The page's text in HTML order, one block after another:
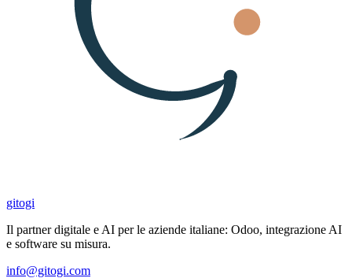
gitogi
Il partner digitale e AI per le aziende italiane: Odoo, integrazione AI
e software su misura.
info@gitogi.com